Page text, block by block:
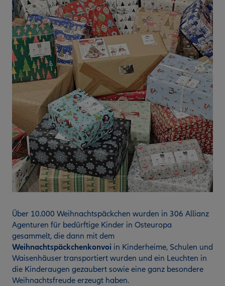
Über 10.000 Weihnachtspäckchen wurden in 306 Allianz
Agenturen für bedürftige Kinder in Osteuropa
gesammelt, die dann mit dem
Weihnachtspäckchenkonvoi in Kinderheime, Schulen und
Waisenhäuser transportiert wurden und ein Leuchten in
die Kinderaugen gezaubert sowie eine ganz besondere
Weihnachtsfreude erzeugt haben.